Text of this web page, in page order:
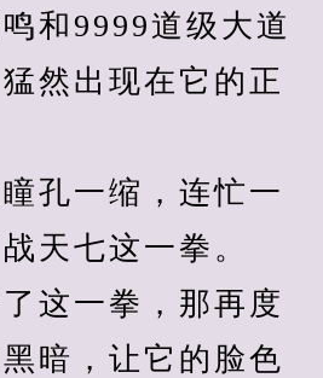
和9999道级大道
然出现在它的正
一缩，连忙一
天七这一拳。
一拳，那再度
暗，让它的脸色